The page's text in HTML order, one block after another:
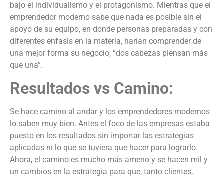
bajo el individualismo y el protagonismo. Mientras que el
emprendedor moderno sabe que nada es posible sin el
apoyo de su equipo, en donde personas preparadas y con
diferentes énfasis en la materia, harían comprender de
una mejor forma su negocio, “dos cabezas piensan más
que una”.
Resultados vs Camino:
Se hace camino al andar y los emprendedores modernos
lo saben muy bien. Antes el foco de las empresas estaba
puesto en los resultados sin importar las estrategias
aplicadas ni lo que se tuviera que hacer para lograrlo.
Ahora, el camino es mucho más ameno y se hacen mil y
un cambios en la estrategia para que, tanto clientes,